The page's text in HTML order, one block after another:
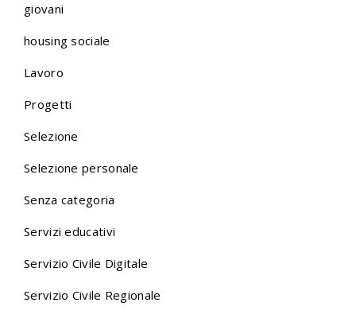
giovani
housing sociale
Lavoro
Progetti
Selezione
Selezione personale
Senza categoria
Servizi educativi
Servizio Civile Digitale
Servizio Civile Regionale